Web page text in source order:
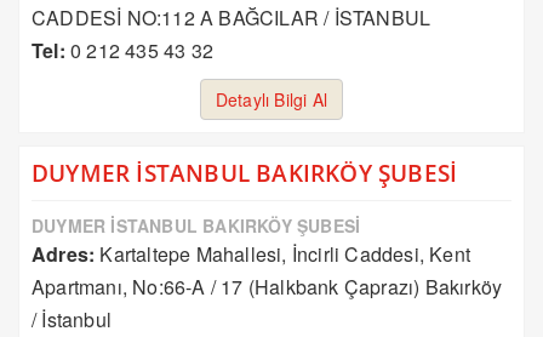
CADDESİ NO:112 A BAĞCILAR / İSTANBUL
Tel: 0 212 435 43 32
Detaylı Bilgi Al
DUYMER İSTANBUL BAKIRKÖY ŞUBESİ
DUYMER İSTANBUL BAKIRKÖY ŞUBESİ
Adres: Kartaltepe Mahallesi, İncirli Caddesi, Kent
Apartmanı, No:66-A / 17 (Halkbank Çaprazı) Bakırköy
/ İstanbul